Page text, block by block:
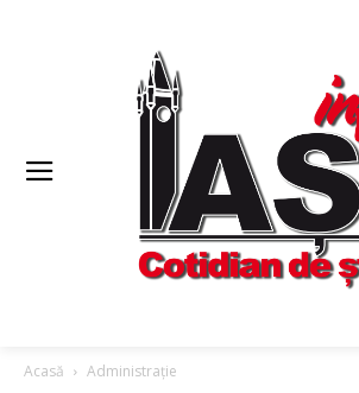
Acasă Administrație